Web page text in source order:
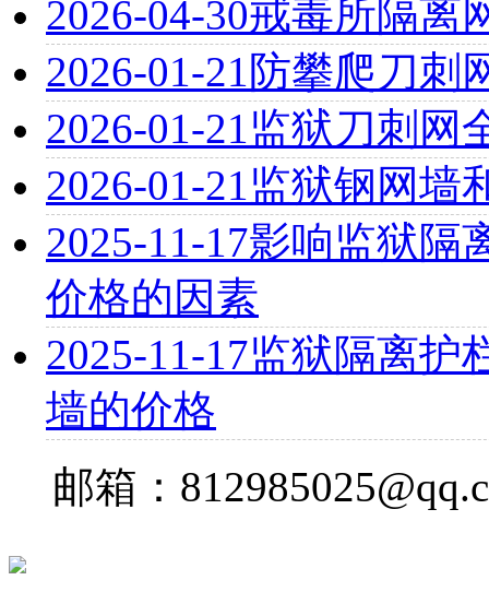
2026-04-30戒毒所隔离
2026-01-21 防攀爬刀刺
2026-01-21监狱刀刺网
2026-01-21监狱钢网墙
2025-11-17影响监狱隔
价格的因素
2025-11-17监狱隔离护
墙的价格
邮箱：